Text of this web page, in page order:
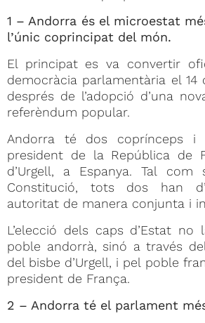
1 – Andorra és el microestat
l’únic coprincipat del món.
El principat es va convertir
democràcia parlamentària el 14
després de l’adopció d’una
referèndum popular.
Andorra té dos coprínceps i
president de la República de
d’Urgell, a Espanya. Tal com
Constitució, tots dos han
autoritat de manera conjunta i
L’elecció dels caps d’Estat
poble andorrà, sinó a través
del bisbe d’Urgell, i pel poble
president de França.
2 – Andorra té el parlament